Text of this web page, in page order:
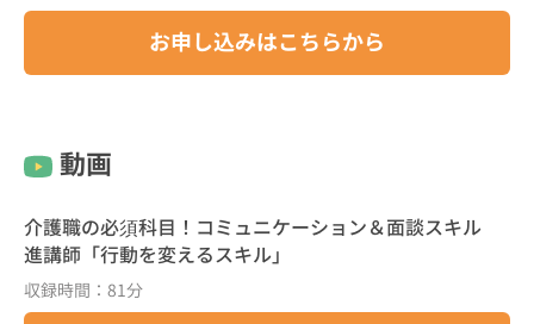
お申し込みはこちらから
動画
介護職の必須科目！コミュニケーション＆面談スキル
進講師「行動を変えるスキル」
収録時間：81分